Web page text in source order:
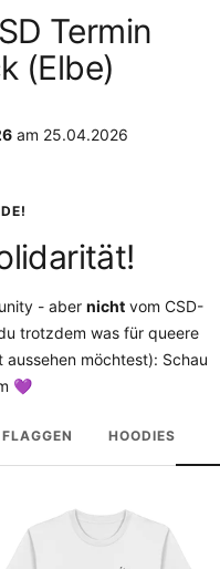
Termin
(Elbe)
am 25.04.2026
- aber nichtvom CSD-
trotzdem was für queere
möchtest): Schau
💜
FLAGGEN HOODIES